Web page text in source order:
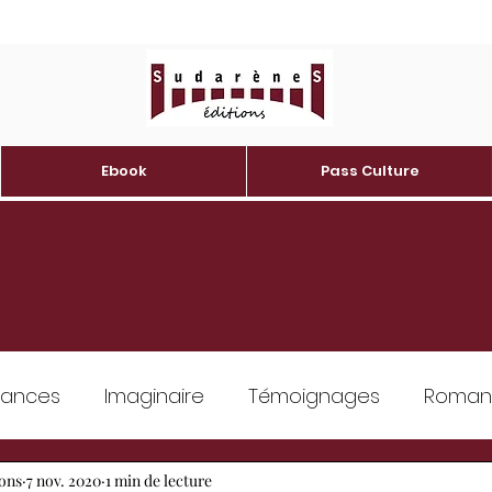
Ebook Pass Culture
Imaginaire Témoignages
Erotique Developpement personnel
7 nov. 2020 1 min de lecture